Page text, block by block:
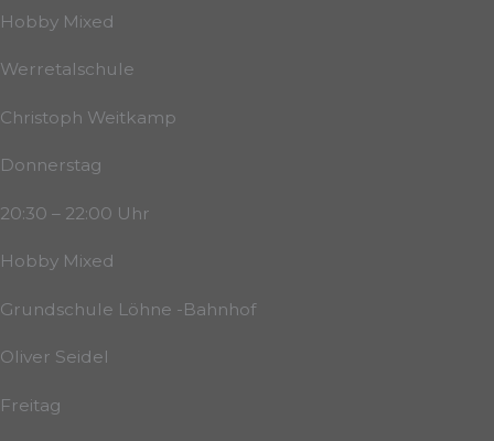
Hobby Mixed
Werretalschule
Christoph Weitkamp
Donnerstag
20:30 – 22:00 Uhr
Hobby Mixed
Grundschule Löhne -Bahnhof
Oliver Seidel
Freitag